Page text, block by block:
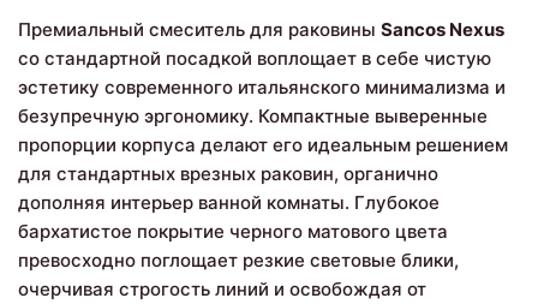
Премиальный смеситель для раковины Sancos Nexus
со стандартной посадкой воплощает в себе чистую
эстетику современного итальянского минимализма и
безупречную эргономику. Компактные выверенные
пропорции корпуса делают его идеальным решением
для стандартных врезных раковин, органично
дополняя интерьер ванной комнаты. Глубокое
бархатистое покрытие черного матового цвета
превосходно поглощает резкие световые блики,
очерчивая строгость линий и освобождая от